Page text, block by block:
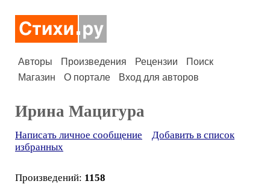
Авторы Произведения Рецензии
Поиск
Магазин
О портале Вход для авторов
Ирина Мацигура
Написать личное сообщение
Добавить в список
избранных
Произведений: 1158